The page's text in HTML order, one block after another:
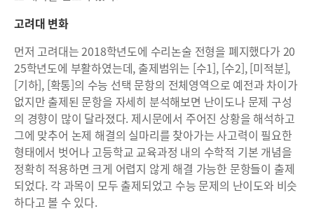
고려대 변화
먼저 고려대는 2018학년도에 수리논술 전형을 폐지했다가 20
25학년도에 부활하였는데, 출제범위는 [수1], [수2], [미적분],
[기하], [확통]의 수능 선택 문항의 전체영역으로 예전과 차이가
없지만 출제된 문항을 자세히 분석해보면 난이도나 문제 구성
의 경향이 많이 달라졌다. 제시문에서 주어진 상황을 해석하고
그에 맞추어 논제 해결의 실마리를 찾아가는 사고력이 필요한
형태에서 벗어나 고등학교 교육과정 내의 수학적 기본 개념을
정확히 적용하면 크게 어렵지 않게 해결 가능한 문항들이 출제
되었다. 각 과목이 모두 출제되었고 수능 문제의 난이도와 비슷
하다고 볼 수 있다.